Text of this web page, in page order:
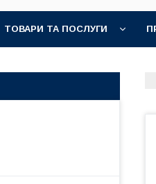
ТОВАРИ ТА ПОСЛУГИ